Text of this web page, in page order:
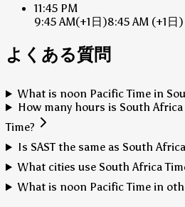
11:45 PM
9:45 AM(+1日)8:45 AM (+1日)
よくある質問
What is noon Pacific Time in
How many hours is South
Time?
Is SAST the same as South
What cities use South Africa
What is noon Pacific Time in